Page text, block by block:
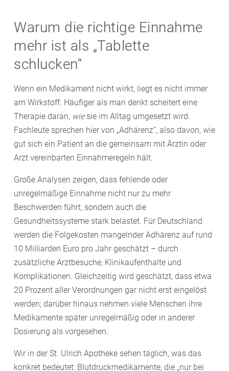
Warum die richtige Einnahme
mehr ist als „Tablette
schlucken“
Wenn ein Medikament nicht wirkt, liegt es nicht immer
am Wirkstoff. Häufiger als man denkt scheitert eine
Therapie daran, wiesie im Alltag umgesetzt wird.
Fachleute sprechen hier von „Adhärenz“, also davon, wie
gut sich ein Patient an die gemeinsam mit Ärztin oder
Arzt vereinbarten Einnahmeregeln hält.
Große Analysen zeigen, dass fehlende oder
unregelmäßige Einnahme nicht nur zu mehr
Beschwerden führt, sondern auch die
Gesundheitssysteme stark belastet. Für Deutschland
werden die Folgekosten mangelnder Adhärenz auf rund
10 Milliarden Euro pro Jahr geschätzt – durch
zusätzliche Arztbesuche, Klinikaufenthalte und
Komplikationen. Gleichzeitig wird geschätzt, dass etwa
20 Prozent aller Verordnungen gar nicht erst eingelöst
werden; darüber hinaus nehmen viele Menschen ihre
Medikamente später unregelmäßig oder in anderer
Dosierung als vorgesehen.
Wir in der St. Ulrich Apotheke sehen täglich, was das
konkret bedeutet: Blutdruckmedikamente, die „nur bei